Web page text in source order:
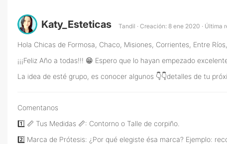
Katy_Esteticas Tandil · Creación: 8 ene 2020 · Última
Hola Chicas de Formosa, Chaco, Misiones, Corrientes, Entre
¡¡¡Feliz Año a todas!!! 😁 Espero que lo hayan empezado
La idea de esté grupo, es conocer algunos 👇👇detalles de tu
Comentanos
1️⃣ 📏 Tus Medidas 📏: Contorno o Talle de corpiño.
2️⃣ Marca de Prótesis: ¿Por qué elegiste ésa marca? Ejemplo: